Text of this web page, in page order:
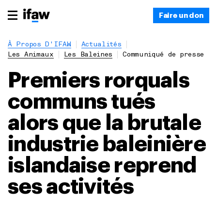
Faire un don
À Propos D'IFAW
Actualités
Les Animaux
Les Baleines Communiqué de presse
Premiers rorquals
communs tués
alors que la brutale
industrie baleinière
islandaise reprend
ses activités